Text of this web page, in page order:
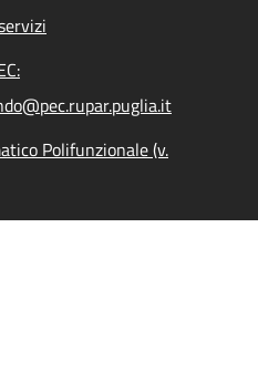
Polifunzionale (v.